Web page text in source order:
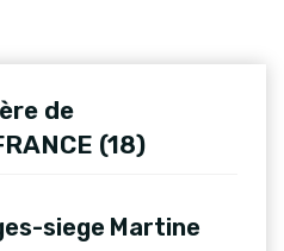
de
(18)
siege Martine